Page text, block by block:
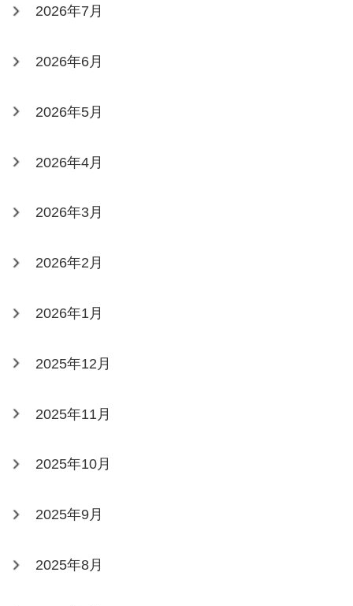
2026年7月
2026年6月
2026年5月
2026年4月
2026年3月
2026年2月
2026年1月
2025年12月
2025年11月
2025年10月
2025年9月
2025年8月